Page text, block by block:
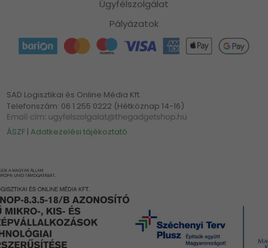
Ügyfélszolgálat
Pályázatok
SAD Logisztikai és Online Média Kft.
Telefonszám: 06 1 255 0222 (Hétköznap 14-16)
ÁSZF |Adatkezelési tájékoztató